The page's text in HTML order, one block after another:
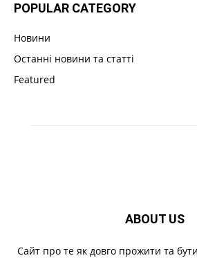
POPULAR CATEGORY
Новини
Останні новини та статті
Featured
ABOUT US
Cайт про те як довго прожити та